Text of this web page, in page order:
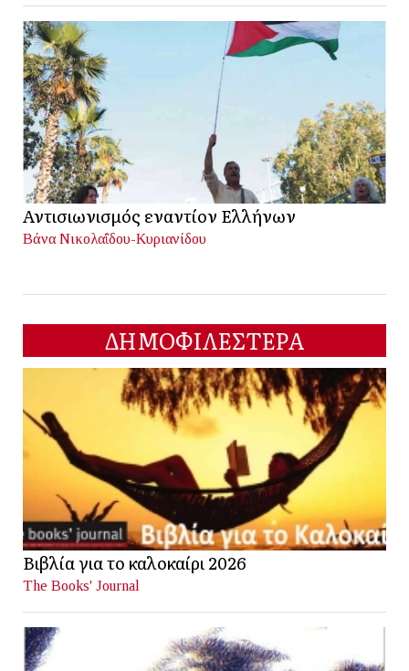
Αντισιωνισμός εναντίον Ελλήνων
Βάνα Νικολαΐδου-Κυριανίδου
ΔΗΜΟΦΙΛΕΣΤΕΡΑ
Βιβλία για το καλοκαίρι 2026
The Books' Journal